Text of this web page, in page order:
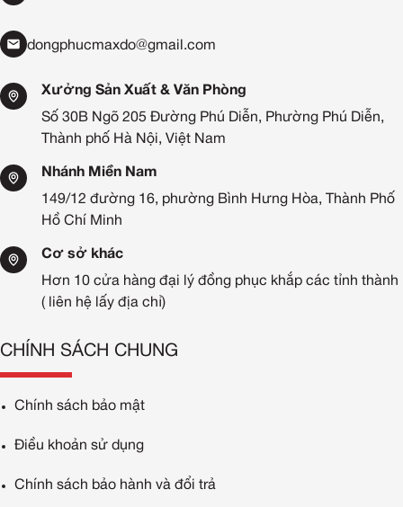
dongphucmaxdo@gmail.com
Xưởng Sản Xuất & Văn Phòng
Số 30B Ngõ 205 Đường Phú Diễn, Phường Phú Diễn,
Thành phố Hà Nội, Việt Nam
Nhánh Miền Nam
149/12 đường 16, phường Bình Hưng Hòa, Thành Phố
Hồ Chí Minh
Cơ sở khác
Hơn 10 cửa hàng đại lý đồng phục khắp các tỉnh thành
( liên hệ lấy địa chỉ)
CHÍNH SÁCH CHUNG
Chính sách bảo mật
Điều khoản sử dụng
Chính sách bảo hành và đổi trả